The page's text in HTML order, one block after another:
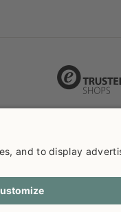
Versandkosten